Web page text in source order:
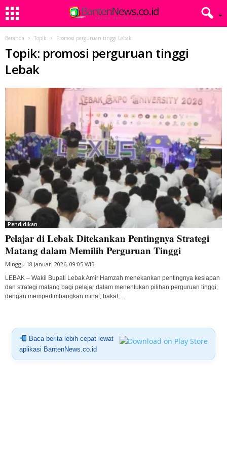
Beranda Topik Promosi perguruan tinggi Lebak
Topik: promosi perguruan tinggi
Lebak
Pendidikan
Pelajar di Lebak Ditekankan Pentingnya Strategi
Matang dalam Memilih Perguruan Tinggi
Minggu 18 Januari 2026, 09:05 WIB
LEBAK – Wakil Bupati Lebak Amir Hamzah menekankan pentingnya kesiapan
dan strategi matang bagi pelajar dalam menentukan pilihan perguruan tinggi,
dengan mempertimbangkan minat, bakat,...
Baca berita lebih cepat lewat
aplikasi BantenNews.co.id